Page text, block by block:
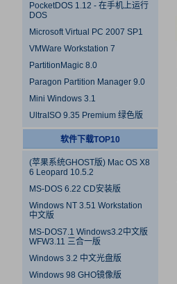
PocketDOS 1.12 - 在手机上运行
DOS
Microsoft Virtual PC 2007 SP1
VMWare Workstation 7
PartitionMagic 8.0
Paragon Partition Manager 9.0
Mini Windows 3.1
UltraISO 9.35 Premium 绿色版
软件下载TOP10
(苹果系统GHOST版) Mac OS X8
6 Leopard 10.5.2
MS-DOS 6.22 CD安装版
Windows NT 3.51 Workstation
中文版
MS-DOS7.1 Windows3.2中文版
WFW3.11 三合一版
Windows 3.2 中文光盘版
Windows 98 GHO镜像版